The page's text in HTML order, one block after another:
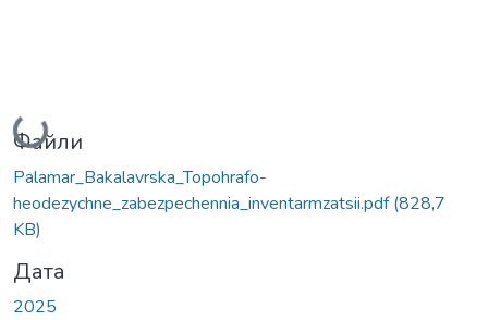
Вантажиться...
Файли
Palamar_Bakalavrska_Topohrafo-
heodezychne_zabezpechennia_inventarmzatsii.pdf(828,7
KB)
Дата
2025